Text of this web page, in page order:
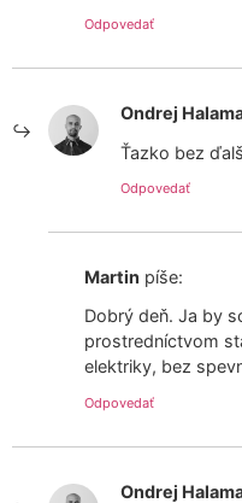
Odpovedať
Ondrej
Ťazko bez
Odpovedať
Martin píše:
Dobrý deň. Ja by
prostredníctvom
elektriky, bez
Odpovedať
Ondrej